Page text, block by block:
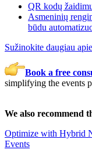
QR kodų
Asmeninių
būdu
Sužinokite daugiau
Book a free
simplifying the events
We also recommend
Optimize with Hybrid
Events